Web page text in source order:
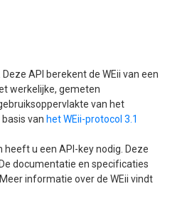
API berekent de WEii van een
werkelijke, gemeten
van het
van het WEii-protocol 3.1
heeft u een API-key nodig. Deze
documentatie en specificaties
informatie over de WEii vindt